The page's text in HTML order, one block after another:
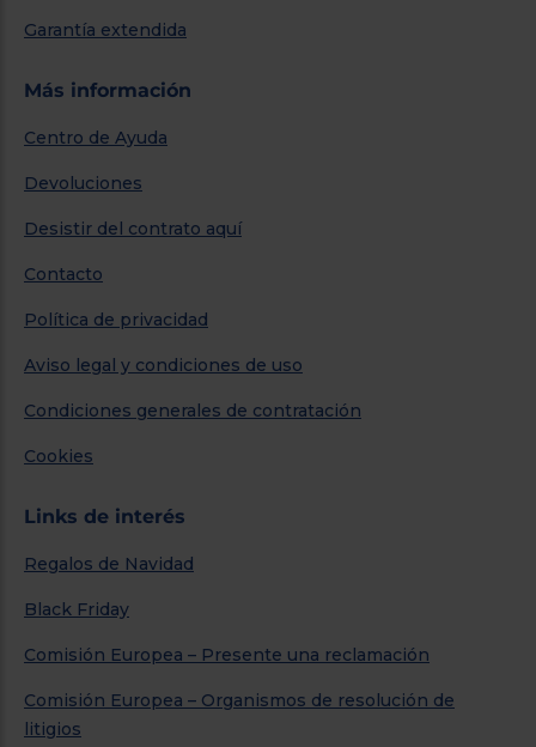
Garantía extendida
Más información
Centro de Ayuda
Devoluciones
Desistir del contrato aquí
Contacto
Política de privacidad
Aviso legal y condiciones de uso
Condiciones generales de contratación
Cookies
Links de interés
Regalos de Navidad
Black Friday
Comisión Europea – Presente una reclamación
Comisión Europea – Organismos de resolución de
litigios